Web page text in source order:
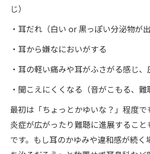
じ）
・耳だれ（白い or 黒っぽい分泌物が出
・耳から嫌なにおいがする
・耳の軽い痛みや耳がふさがる感じ、
・聞こえにくくなる（音がこもる、難
最初は「ちょっとかゆいな？」程度で
炎症が広がったり難聴に進展するこ
です。もし耳のかゆみや違和感が続く